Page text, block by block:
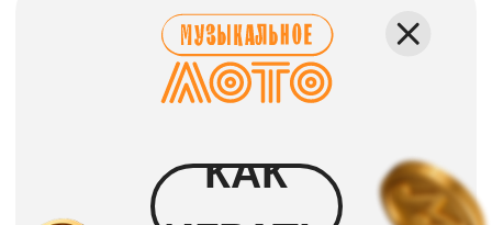
исполнители и песни